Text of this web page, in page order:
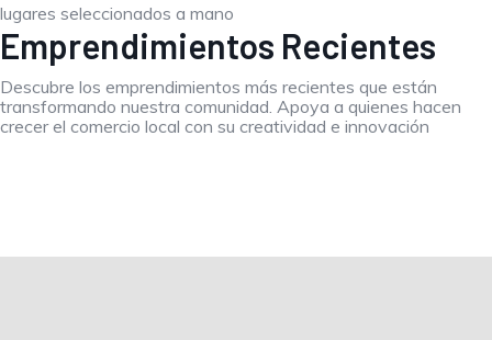
lugares seleccionados a mano
Emprendimientos Recientes
Descubre los emprendimientos más recientes que están
transformando nuestra comunidad. Apoya a quienes hacen
crecer el comercio local con su creatividad e innovación